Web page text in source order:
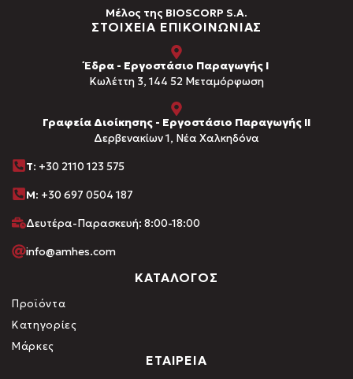
Μέλος της BIOSCORP S.A.
ΣΤΟΙΧΕΙΑ ΕΠΙΚΟΙΝΩΝΙΑΣ
Έδρα - Εργοστάσιο Παραγωγής Ι
Kωλέττη 3, 144 52 Μεταμόρφωση
Γραφεία Διοίκησης - Εργοστάσιο Παραγωγής ΙΙ
Δερβενακίων 1, Νέα Χαλκηδόνα
Τ: +30 2110 123 575
M: +30 697 0504 187
Δευτέρα-Παρασκευή: 8:00-18:00
info@amhes.com
ΚΑΤΑΛΟΓΟΣ
Προϊόντα
Κατηγορίες
Μάρκες
ΕΤΑΙΡΕΙΑ